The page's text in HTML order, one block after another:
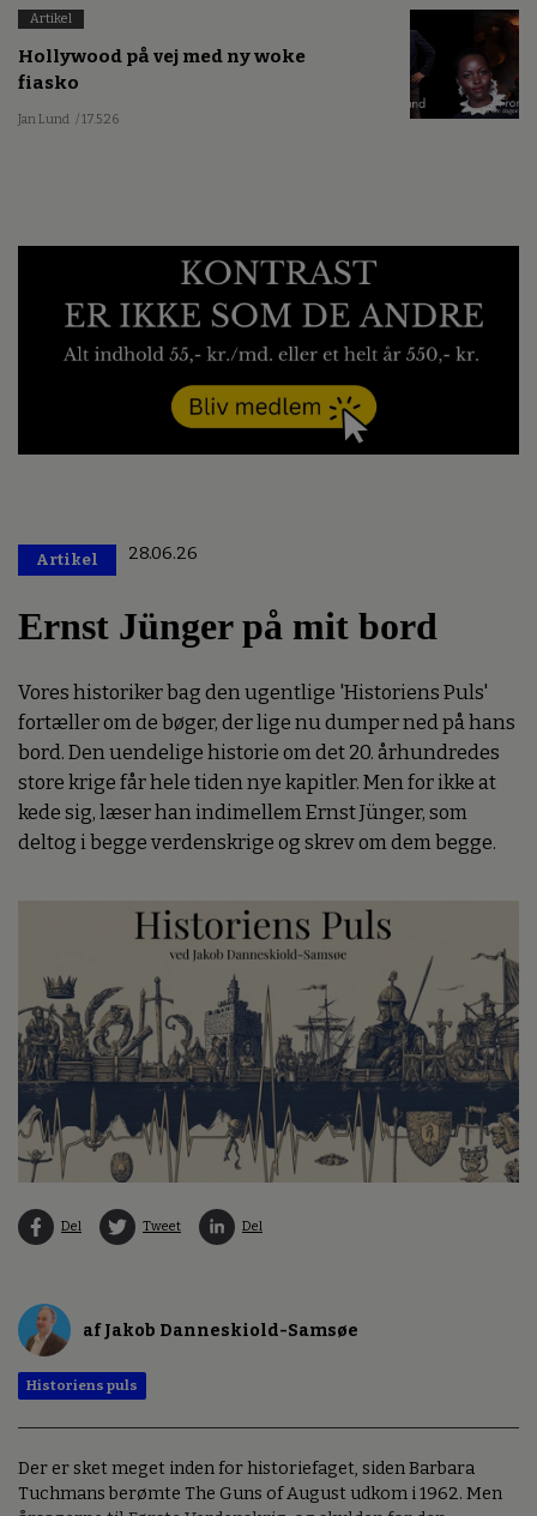
Artikel
Hollywood på vej med ny woke
fiasko
Jan Lund / 17.5.26
Artikel 28.06.26
Ernst Jünger på mit bord
Vores historiker bag den ugentlige 'Historiens Puls'
fortæller om de bøger, der lige nu dumper ned på hans
bord. Den uendelige historie om det 20. århundredes
store krige får hele tiden nye kapitler. Men for ikke at
kede sig, læser han indimellem Ernst Jünger, som
deltog i begge verdenskrige og skrev om dem begge.
Del Tweet Del
af Jakob Danneskiold-Samsøe
Historiens puls
Der er sket meget inden for historiefaget, siden Barbara
Tuchmans berømte The Guns of August udkom i 1962. Men